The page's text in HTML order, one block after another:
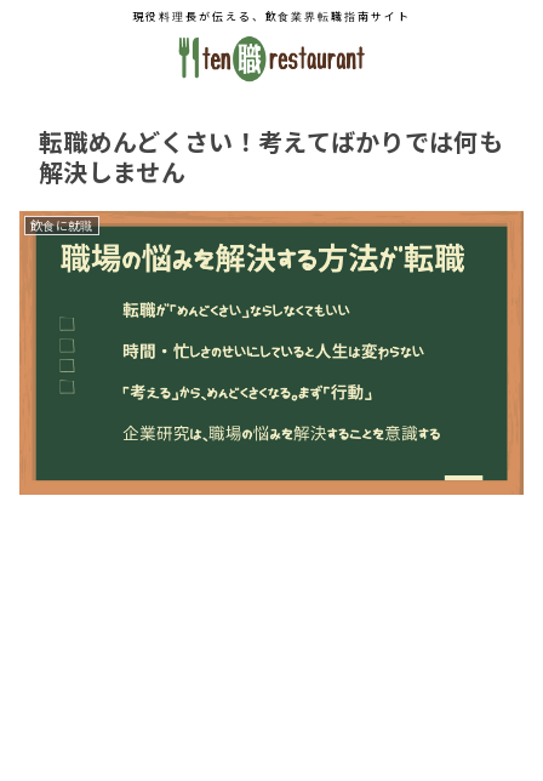
現役料理長が伝える、飲食業界転職指南サイト
転職めんどくさい！考えてばかりでは何も
解決しません
飲食に就職